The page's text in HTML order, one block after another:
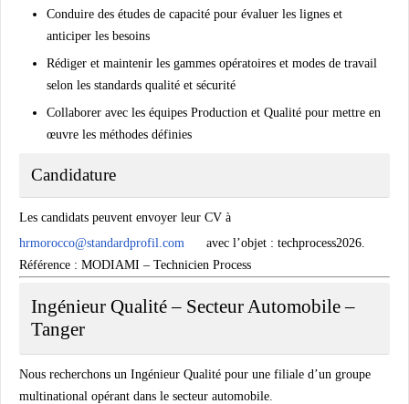
Conduire des études de capacité pour évaluer les lignes et
anticiper les besoins
Rédiger et maintenir les gammes opératoires et modes de travail
selon les standards qualité et sécurité
Collaborer avec les équipes Production et Qualité pour mettre en
œuvre les méthodes définies
Candidature
Les candidats peuvent envoyer leur CV à
hrmorocco@standardprofil.com
avec l’objet : techprocess2026
Référence : MODIAMI – Technicien Process
Ingénieur Qualité – Secteur Automobile –
Tanger
Nous recherchons un Ingénieur Qualité pour une filiale d’un groupe
multinational opérant dans le secteur automobile.